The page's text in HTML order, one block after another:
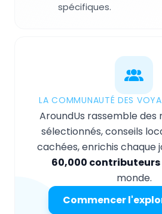
spécifiques.
LA COMMUNAUTÉ DES
AroundUs rassemble des
sélectionnés, conseils
cachées, enrichis chaque
60,000 contributeurs
monde.
Commencer